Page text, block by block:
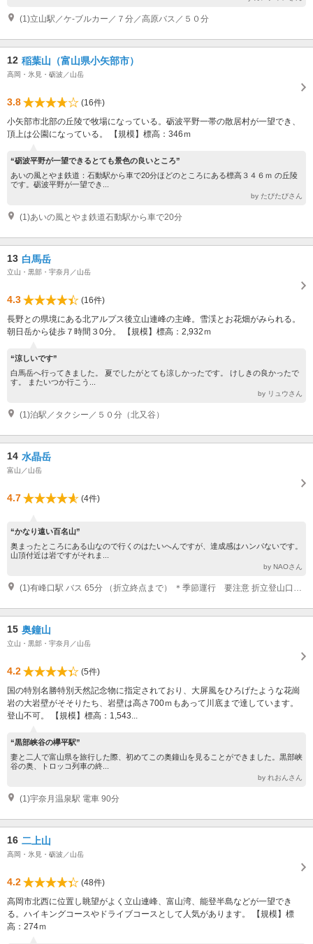
(1)立山駅／ケ-ブルカー／７分／高原バス／５０分
12 稲葉山（富山県小矢部市）
高岡・氷見・砺波／山岳
3.8
(16件)
小矢部市北部の丘陵で牧場になっている。砺波平野一帯の散居村が一望でき、
頂上は公園になっている。 【規模】標高：346ｍ
“砺波平野が一望できるとても景色の良いところ”
あいの風とやま鉄道：石動駅から車で20分ほどのところにある標高３４６ｍ の丘陵
です。砺波平野が一望でき...
by たびたびさん
(1)あいの風とやま鉄道石動駅から車で20分
13 白馬岳
立山・黒部・宇奈月／山岳
4.3
(16件)
長野との県境にある北アルプス後立山連峰の主峰。雪渓とお花畑がみられる。
朝日岳から徒歩７時間３0分。 【規模】標高：2,932ｍ
“涼しいです”
白馬岳へ行ってきました。 夏でしたがとても涼しかったです。 けしきの良かったで
す。 またいつか行こう...
by リュウさん
(1)泊駅／タクシー／５０分（北又谷）
14 水晶岳
富山／山岳
4.7 (4件)
“かなり遠い百名山”
奥まったところにある山なので行くのはたいへんですが、達成感はハンパないです。
山頂付近は岩ですがそれま...
by NAOさん
(1)有峰口駅 バス 65分 （折立終点まで） ＊季節運行 要注意 折立登山口から 徒歩 ３泊４日
15 奥鐘山
立山・黒部・宇奈月／山岳
4.2
(5件)
国の特別名勝特別天然記念物に指定されており、大屏風をひろげたような花崗
岩の大岩壁がそそりたち、岩壁は高さ700ｍもあって川底まで達しています。
登山不可。 【規模】標高：1,543...
“黒部峡谷の欅平駅”
妻と二人で富山県を旅行した際、初めてこの奥鐘山を見ることができました。黒部峡
谷の奥、トロッコ列車の終...
by れおんさん
(1)宇奈月温泉駅 電車 90分
16 二上山
高岡・氷見・砺波／山岳
4.2
(48件)
高岡市北西に位置し眺望がよく立山連峰、富山湾、能登半島などが一望でき
る。ハイキングコースやドライブコースとして人気があります。 【規模】標
高：274ｍ